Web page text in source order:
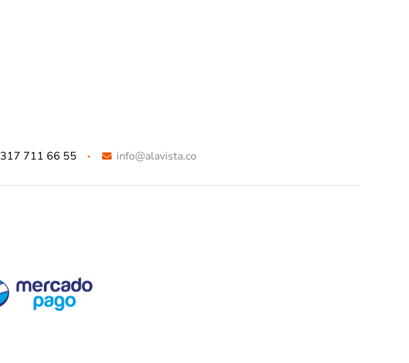
317 711 66 55 info@alavista.co